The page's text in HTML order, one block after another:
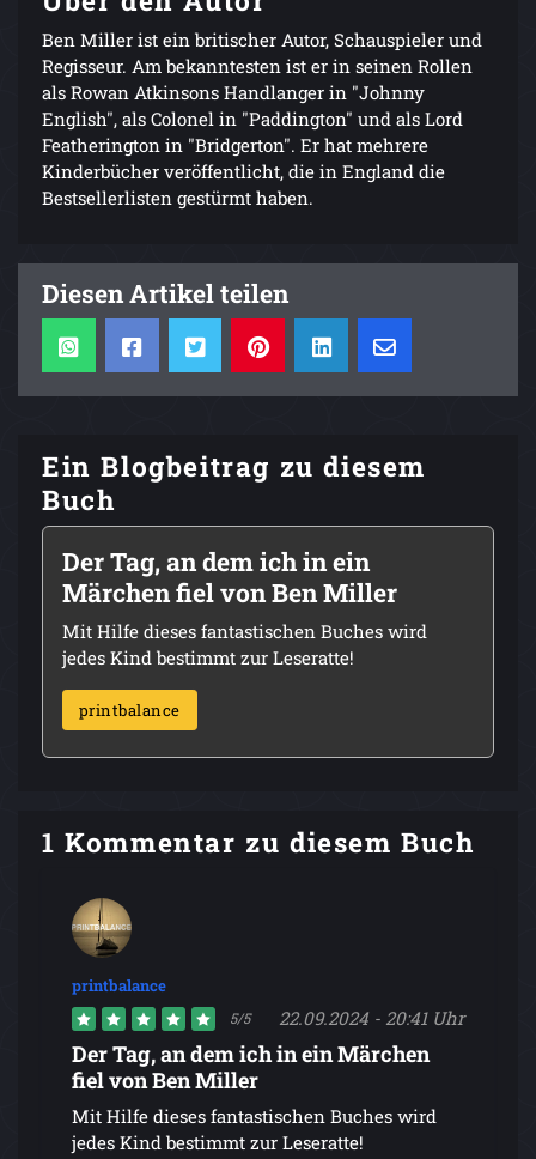
Ben Miller ist ein britischer Autor, Schauspieler und
Regisseur. Am bekanntesten ist er in seinen Rollen
als Rowan Atkinsons Handlanger in "Johnny
English", als Colonel in "Paddington" und als Lord
Featherington in "Bridgerton". Er hat mehrere
Kinderbücher veröffentlicht, die in England die
Bestsellerlisten gestürmt haben.
Diesen Artikel teilen
Ein Blogbeitrag zu diesem
Buch
Der Tag, an dem ich in ein
Märchen fiel von Ben Miller
Mit Hilfe dieses fantastischen Buches wird
jedes Kind bestimmt zur Leseratte!
printbalance
1 Kommentar zu diesem Buch
printbalance
5/5 22.09.2024 - 20:41 Uhr
Der Tag, an dem ich in ein Märchen
fiel von Ben Miller
Mit Hilfe dieses fantastischen Buches wird
jedes Kind bestimmt zur Leseratte!